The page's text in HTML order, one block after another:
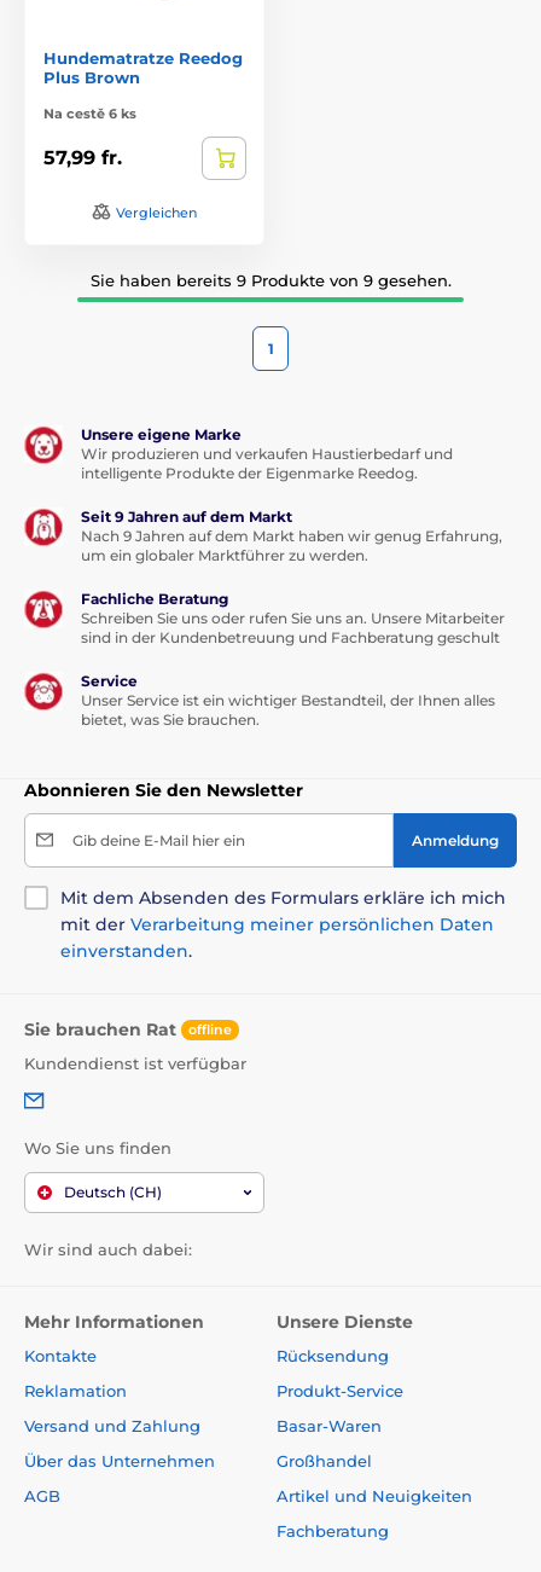
Hundematratze Reedog
Plus Brown
Na cestě 6 ks
57,99 fr.
Vergleichen
Sie haben bereits 9 Produkte von 9 gesehen.
1
Unsere eigene Marke
Wir produzieren und verkaufen Haustierbedarf und
intelligente Produkte der Eigenmarke Reedog.
Seit 9 Jahren auf dem Markt
Nach 9 Jahren auf dem Markt haben wir genug Erfahrung,
um ein globaler Marktführer zu werden.
Fachliche Beratung
Schreiben Sie uns oder rufen Sie uns an. Unsere Mitarbeiter
sind in der Kundenbetreuung und Fachberatung geschult
Service
Unser Service ist ein wichtiger Bestandteil, der Ihnen alles
bietet, was Sie brauchen.
Abonnieren Sie den Newsletter
Gib deine E-Mail hier ein Anmeldung
Mit dem Absenden des Formulars erkläre ich mich
mit der Verarbeitung meiner persönlichen Daten
einverstanden.
Sie brauchen Rat offline
Kundendienst ist verfügbar
Wo Sie uns finden
Deutsch (CH)
Wir sind auch dabei:
Mehr Informationen
Kontakte
Reklamation
Versand und Zahlung
Über das Unternehmen
AGB
Unsere Dienste
Rücksendung
Produkt-Service
Basar-Waren
Großhandel
Artikel und Neuigkeiten
Fachberatung